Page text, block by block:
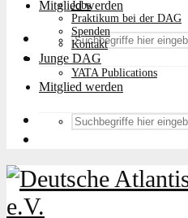
Mitglied werden
Jobs
Praktikum bei der DAG
Spenden
Kontakt
Junge DAG
YATA Publications
Mitglied werden